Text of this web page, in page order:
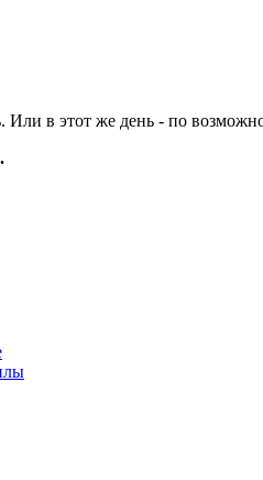
Или в этот же день - по